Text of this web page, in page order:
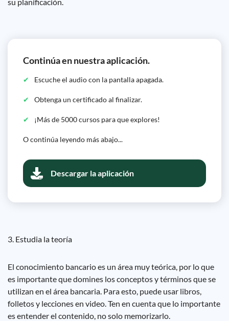
Continúa en nuestra aplicación.
Escuche el audio con la pantalla apagada.
Obtenga un certificado al finalizar.
¡Más de 5000 cursos para que explores!
O continúa leyendo más abajo...
Descargar la aplicación
3. Estudia la teoría
El conocimiento bancario es un área muy teórica, por lo que
es importante que domines los conceptos y términos que se
utilizan en el área bancaria. Para esto, puede usar libros,
folletos y lecciones en video. Ten en cuenta que lo importante
es entender el contenido, no solo memorizarlo.